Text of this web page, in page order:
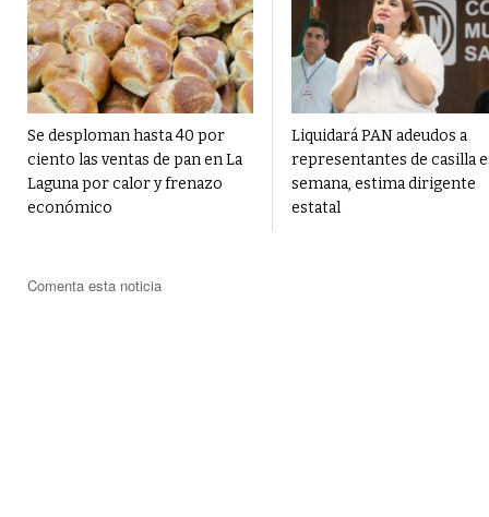
Se desploman hasta 40 por
ciento las ventas de pan en La
Laguna por calor y frenazo
económico
Liquidará PAN adeudos a
representantes de casilla
semana, estima dirigente
estatal
Comenta esta noticia